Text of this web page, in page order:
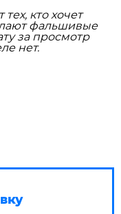
кто хочет
фальшивые
за просмотр
нет.